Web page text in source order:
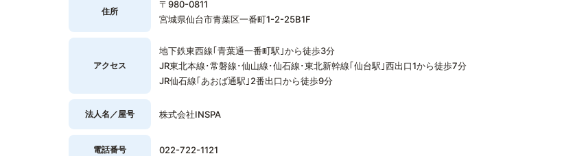
住所
〒980-0811
宮城県仙台市青葉区一番町1-2-25B1F
アクセス
地下鉄東西線｢青葉通一番町駅｣から徒歩3分
JR東北本線･常磐線･仙山線･仙石線･東北新幹線｢仙台駅｣西出口1から徒歩7分
JR仙石線｢あおば通駅｣2番出口から徒歩9分
法人名／屋号 株式会社INSPA
電話番号 022-722-1121